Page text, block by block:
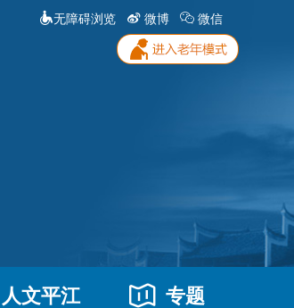
无障碍浏览 微博 微信
人文平江 专题